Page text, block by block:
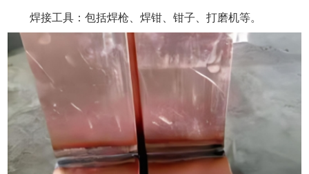
焊接工具：包括焊枪、焊钳、钳子、打磨机等。